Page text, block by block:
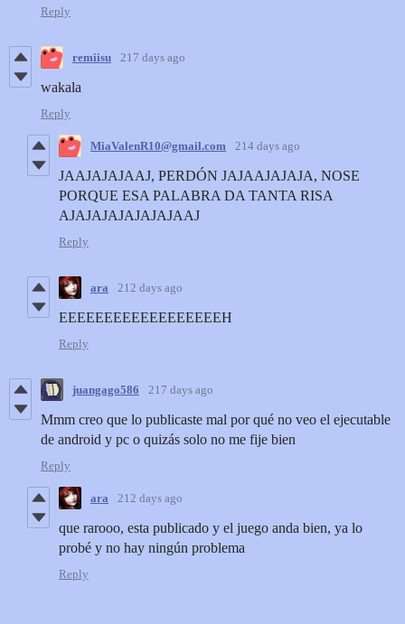
Reply
remiisu 217 days ago
wakala
Reply
MiaValenR10@gmail.com 214 days ago
JAAJAJAJAAJ, PERDÓN JAJAAJAJAJA, NOSE
PORQUE ESA PALABRA DA TANTA RISA
AJAJAJAJAJAJAJAAJ
Reply
ara 212 days ago
EEEEEEEEEEEEEEEEEEH
Reply
juangago586 217 days ago
Mmm creo que lo publicaste mal por qué no veo el ejecutable
de android y pc o quizás solo no me fije bien
Reply
ara 212 days ago
que rarooo, esta publicado y el juego anda bien, ya lo
probé y no hay ningún problema
Reply